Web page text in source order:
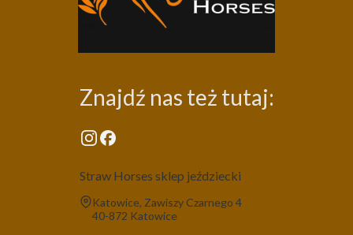
Znajdź nas też tutaj:
Straw Horses sklep jeździecki
Adres:
Katowice, Zawiszy Czarnego 4
40-872 Katowice